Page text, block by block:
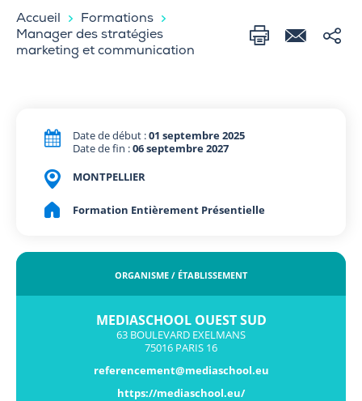
Accueil
Formations
Manager des stratégies
marketing et communication
Date de début :01 septembre 2025
Date de fin :06 septembre 2027
MONTPELLIER
Formation Entièrement Présentielle
ORGANISME / ÉTABLISSEMENT
MEDIASCHOOL OUEST SUD
63 BOULEVARD EXELMANS
75016 PARIS 16
referencement@mediaschool.eu
https://mediaschool.eu/